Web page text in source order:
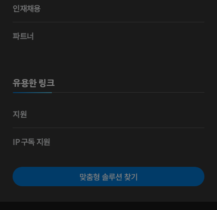
인재채용
파트너
유용한 링크
지원
IP 구독 지원
맞춤형 솔루션 찾기